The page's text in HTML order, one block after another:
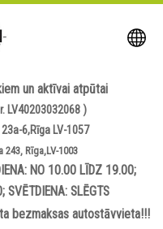
un aktīvai atpūtai
LV40203032068 )
6,Rīga LV-1057
Rīga,LV-1003
NO 10.00 LĪDZ 19.00;
SVĒTDIENA: SLĒGTS
bezmaksas autostāvvieta!!!